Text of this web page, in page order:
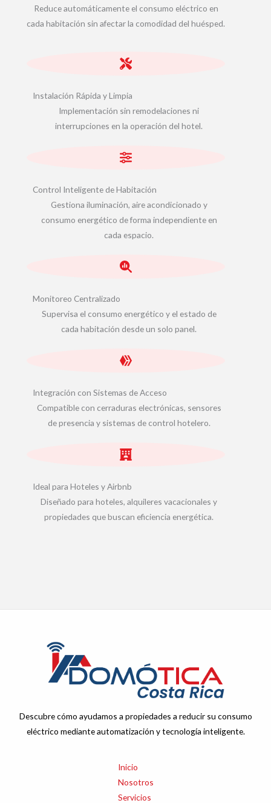
Reduce automáticamente el consumo eléctrico en
cada habitación sin afectar la comodidad del huésped.
Instalación Rápida y Limpia
Implementación sin remodelaciones ni
interrupciones en la operación del hotel.
Control Inteligente de Habitación
Gestiona iluminación, aire acondicionado y
consumo energético de forma independiente en
cada espacio.
Monitoreo Centralizado
Supervisa el consumo energético y el estado de
cada habitación desde un solo panel.
Integración con Sistemas de Acceso
Compatible con cerraduras electrónicas, sensores
de presencia y sistemas de control hotelero.
Ideal para Hoteles y Airbnb
Diseñado para hoteles, alquileres vacacionales y
propiedades que buscan eficiencia energética.
Descubre cómo ayudamos a propiedades a reducir su consumo
eléctrico mediante automatización y tecnología inteligente.
Inicio
Nosotros
Servicios